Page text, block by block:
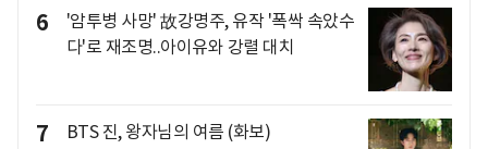
6
'암투병 사망' 故강명주, 유작 '폭싹 속았수
다'로 재조명..아이유와 강렬 대치
7 BTS 진, 왕자님의 여름 (화보)